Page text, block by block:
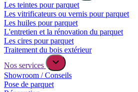
Les teintes pour parquet
Les vitrificateurs ou vernis pour parquet
Les huiles pour parquet
L'entretien et la rénovation du parquet
Les cires pour parquet
Traitement du bois extérieur
Nos services
Showroom / Conseils
Pose de parquet